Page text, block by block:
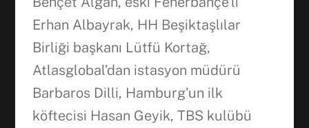
Erhan Albayrak, HH Beşiktaşlılar
Birliği başkanı Lütfü Kortağ,
Atlasglobal’dan istasyon müdürü
Barbaros Dilli, Hamburg’un ilk
köftecisi Hasan Geyik, TBS kulübü